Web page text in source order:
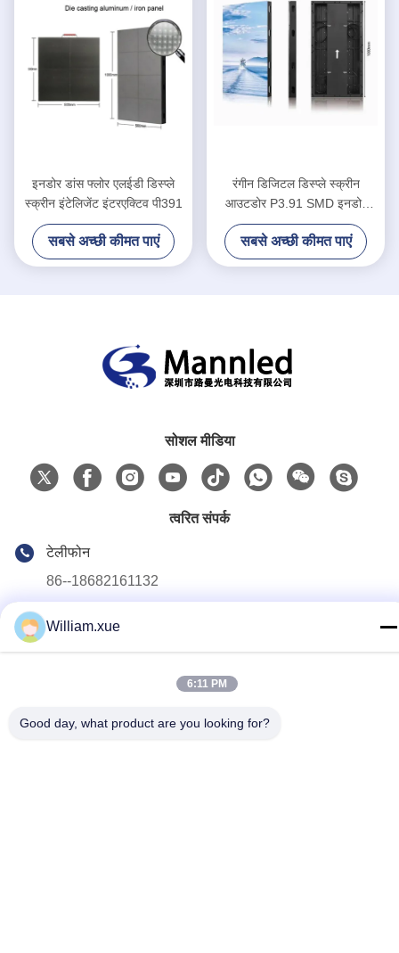
इनडोर डांस फ्लोर एलईडी डिस्प्ले
स्क्रीन इंटेलिजेंट इंटरएक्टिव पी391
सबसे अच्छी कीमत पाएं
रंगीन डिजिटल डिस्प्ले स्क्रीन
आउटडोर P3.91 SMD इनडोर
डिस्को पार्टी के लिए
सबसे अच्छी कीमत पाएं
सोशल मीडिया
त्वरित संपर्क
टेलीफोन
86--18682161132
William.xue
6:11 PM
Good day, what product are you looking for?